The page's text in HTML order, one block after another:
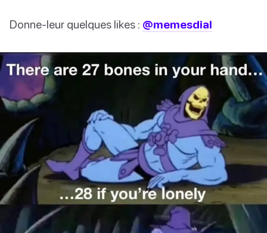
Donne-leur quelques likes : @memesdial